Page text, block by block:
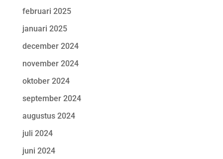
februari 2025
januari 2025
december 2024
november 2024
oktober 2024
september 2024
augustus 2024
juli 2024
juni 2024